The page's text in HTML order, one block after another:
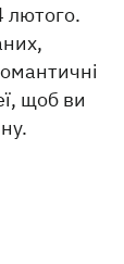
лютого.
щоб ви